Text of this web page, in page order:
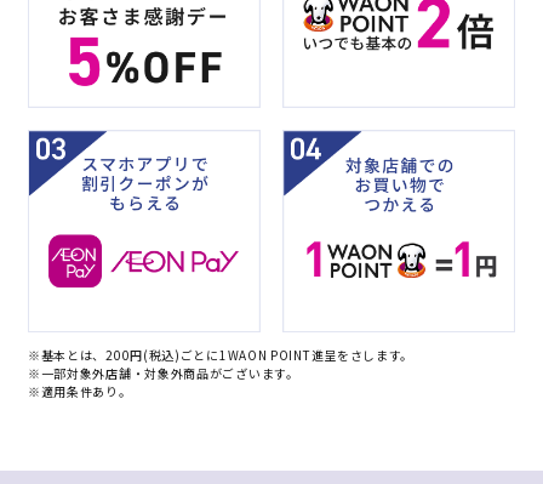
※基本とは、200円(税込)ごとに1WAON POINT進呈をさします。
※一部対象外店舗・対象外商品がございます。
※適用条件あり。